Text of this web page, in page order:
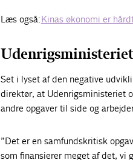
Læs også:Kinas økonomi er
Set i lyset af den negative
direktør, at Udenrigsministeriet
andre opgaver til side og
”Det er en samfundskritisk
som finansierer meget af det, vi